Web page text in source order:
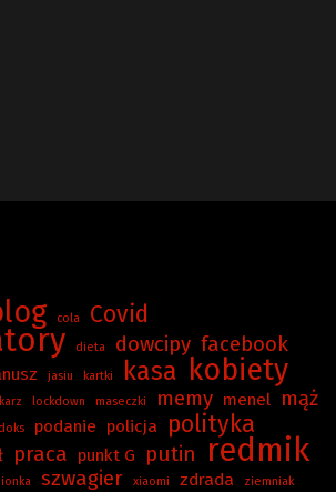
cola Covid
dieta dowcipy facebook
jasiu kartki kasa kobiety
lockdown maseczki memy menel mąż
podanie policja polityka
praca punkt G putin redmik
szwagier xiaomi zdrada ziemniak